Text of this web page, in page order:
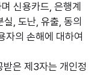
신용카드, 은행계
, 도난, 유출, 동의
자의 손해에 대하여
은 제3자는 개인정